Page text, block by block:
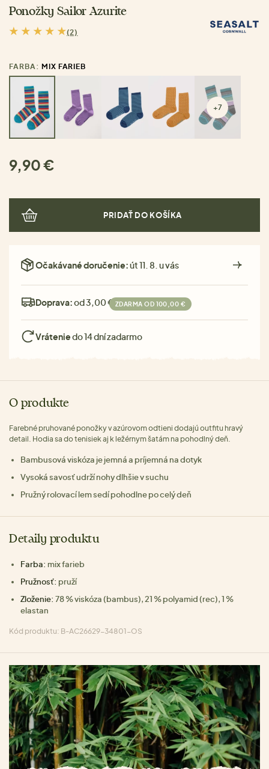
Ponožky Sailor Azurite
(2)
FARBA: MIX FARIEB
+7
9,90 €
PRIDAŤ DO KOŠÍKA
Očakávané doručenie:út 11. 8. u vás
Doprava:od 3,00 € ZDARMA OD 100,00 €
Vráteniedo 14 dní zadarmo
O produkte
Farebné pruhované ponožky v azúrovom odtieni dodajú outfitu hravý
detail. Hodia sa do tenisiek aj k ležérnym šatám na pohodlný deň.
Bambusová viskóza je jemná a príjemná na dotyk
Vysoká savosť udrží nohy dlhšie v suchu
Pružný rolovací lem sedí pohodlne po celý deň
Detaily produktu
Farba: mix farieb
Pružnosť: pruží
Zloženie: 78 % viskóza (bambus), 21 % polyamid (rec), 1 %
elastan
Kód produktu: B-AC26629-34801-OS